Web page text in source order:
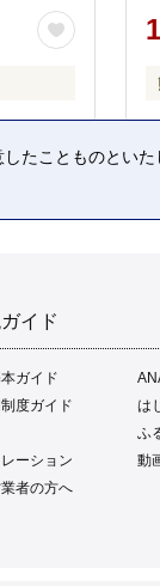
イド
ガイド
度ガイド
は
ふ
ーション
動
者の方へ
たことものといた